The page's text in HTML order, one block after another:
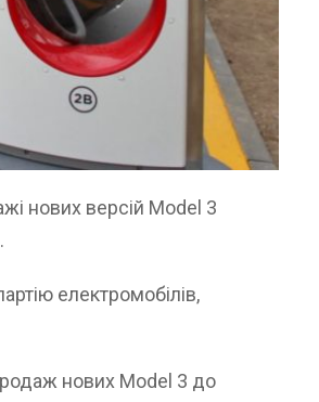
нових версій Model 3
електромобілів,
нових Model 3 до